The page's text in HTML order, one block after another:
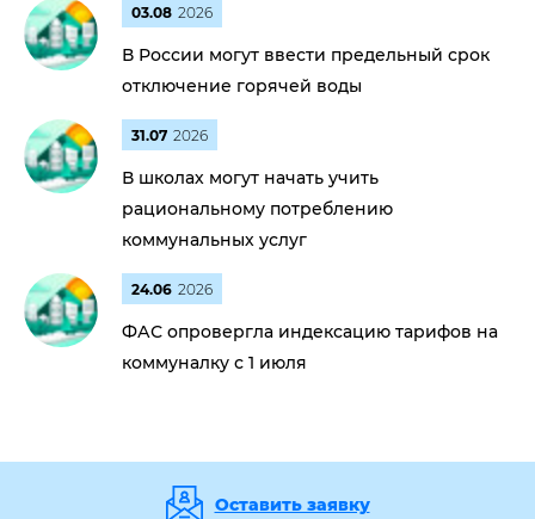
03.08 2026
В России могут ввести предельный срок
отключение горячей воды
31.07 2026
В школах могут начать учить
рациональному потреблению
коммунальных услуг
24.06 2026
ФАС опровергла индексацию тарифов на
коммуналку с 1 июля
Оставить заявку